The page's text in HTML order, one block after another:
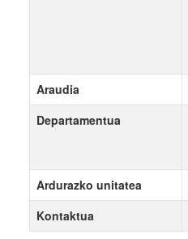
Araudia
Departamentua
Ardurazko unitatea
Kontaktua